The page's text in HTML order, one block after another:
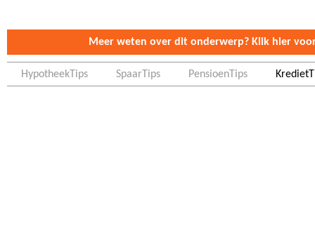
Meer weten over dit onderwerp? Klik hier
HypotheekTips SpaarTips PensioenTips